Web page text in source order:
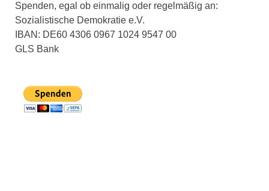
Spenden, egal ob einmalig oder regelmäßig an:
Sozialistische Demokratie e.V.
IBAN: DE60 4306 0967 1024 9547 00
GLS Bank